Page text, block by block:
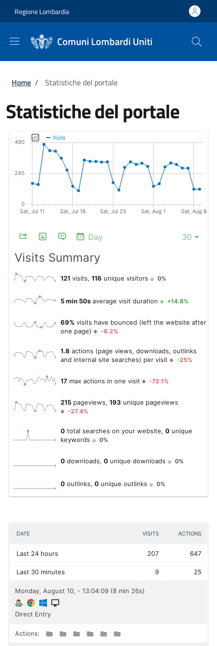
Regione Lombardia
Comuni Lombardi Uniti
Briciole di pane
Home / Statistiche del portale
Statistiche del portale